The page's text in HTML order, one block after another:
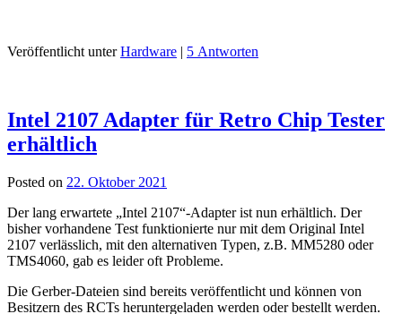
Veröffentlicht unterHardware | 5 Antworten
Intel 2107 Adapter für Retro Chip Tester
erhältlich
Posted on 22. Oktober 2021
Der lang erwartete „Intel 2107“-Adapter ist nun erhältlich. Der
bisher vorhandene Test funktionierte nur mit dem Original Intel
2107 verlässlich, mit den alternativen Typen, z.B. MM5280 oder
TMS4060, gab es leider oft Probleme.
Die Gerber-Dateien sind bereits veröffentlicht und können von
Besitzern des RCTs heruntergeladen werden oder bestellt werden.